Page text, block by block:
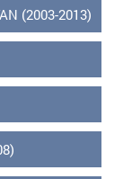
(2003-2013)